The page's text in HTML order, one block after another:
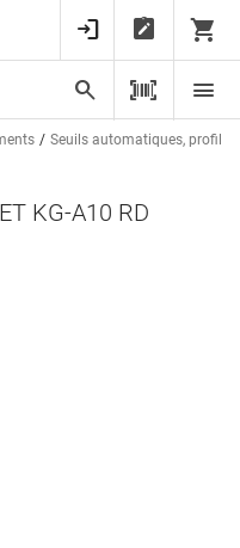
Seuils automatiques, profils
KG-A10 RD